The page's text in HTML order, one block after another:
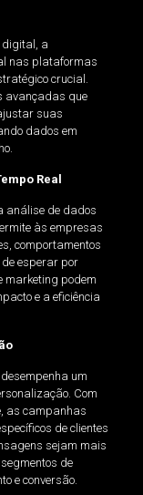
digital, a
nas plataformas
crucial.
avançadas que
suas
dados em
Real
análise de dados
às empresas
comportamentos
esperar por
marketing podem
e a eficiência
um
Com
as campanhas
de clientes
sejam mais
de
e conversão.